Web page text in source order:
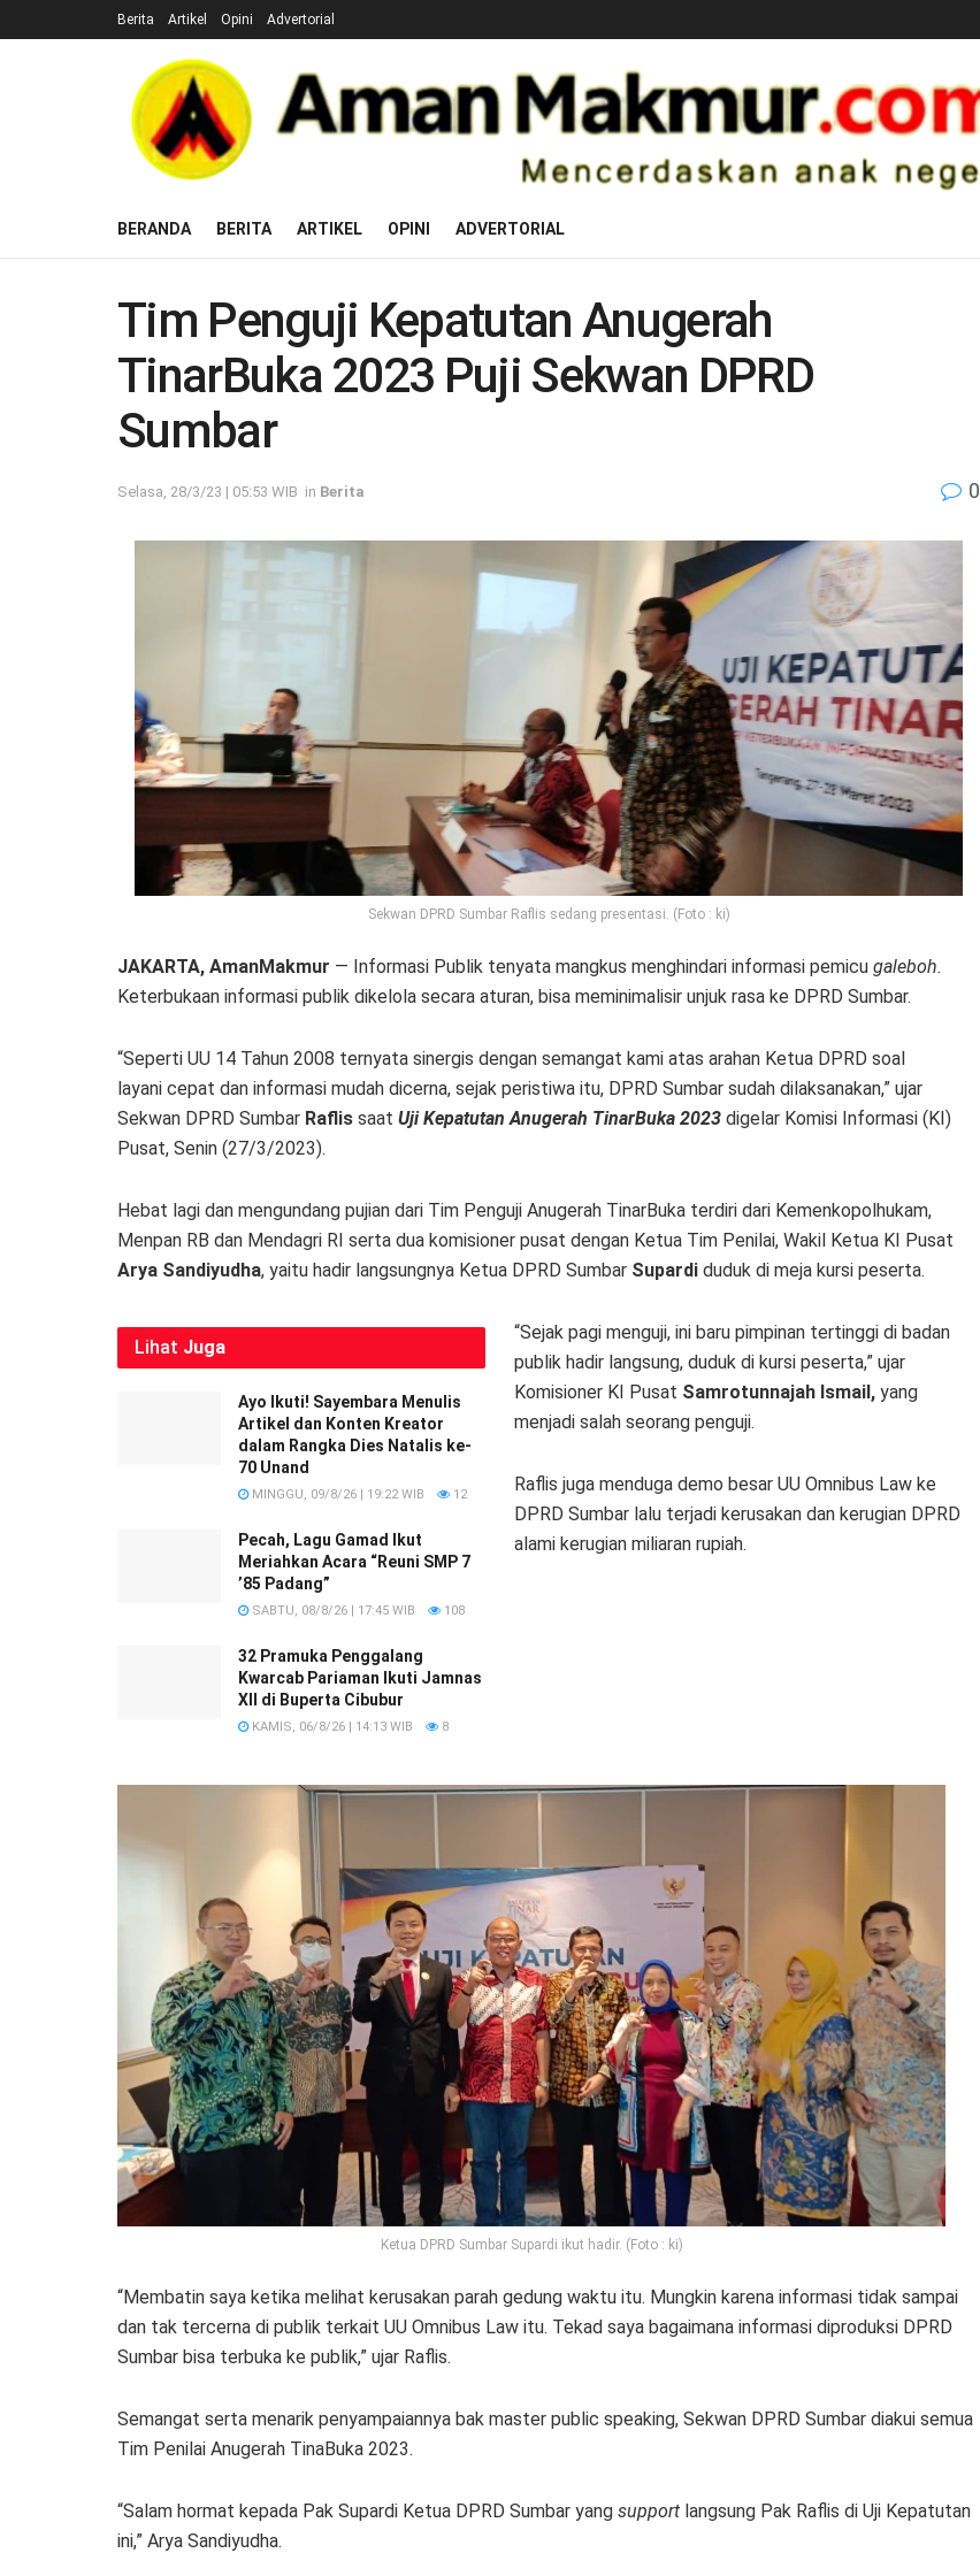
Berita Artikel Opini Advertorial
BERANDA BERITA ARTIKEL OPINI ADVERTORIAL
Tim Penguji Kepatutan Anugerah
TinarBuka 2023 Puji Sekwan DPRD
Sumbar
Selasa, 28/3/23 | 05:53 WIB in Berita 0
Sekwan DPRD Sumbar Raflis sedang presentasi. (Foto : ki)
JAKARTA, AmanMakmur — Informasi Publik tenyata mangkus menghindari informasi pemicu galeboh.
Keterbukaan informasi publik dikelola secara aturan, bisa meminimalisir unjuk rasa ke DPRD Sumbar.
“Seperti UU 14 Tahun 2008 ternyata sinergis dengan semangat kami atas arahan Ketua DPRD soal
layani cepat dan informasi mudah dicerna, sejak peristiwa itu, DPRD Sumbar sudah dilaksanakan,” ujar
Sekwan DPRD Sumbar Raflis saat Uji Kepatutan Anugerah TinarBuka 2023 digelar Komisi Informasi (KI)
Pusat, Senin (27/3/2023).
Hebat lagi dan mengundang pujian dari Tim Penguji Anugerah TinarBuka terdiri dari Kemenkopolhukam,
Menpan RB dan Mendagri RI serta dua komisioner pusat dengan Ketua Tim Penilai, Wakil Ketua KI Pusat
Arya Sandiyudha, yaitu hadir langsungnya Ketua DPRD Sumbar Supardi duduk di meja kursi peserta.
Lihat Juga
Ayo Ikuti! Sayembara Menulis
Artikel dan Konten Kreator
dalam Rangka Dies Natalis ke-
70 Unand
MINGGU, 09/8/26 | 19:22 WIB 12
Pecah, Lagu Gamad Ikut
Meriahkan Acara “Reuni SMP 7
’85 Padang”
SABTU, 08/8/26 | 17:45 WIB 108
32 Pramuka Penggalang
Kwarcab Pariaman Ikuti Jamnas
XII di Buperta Cibubur
KAMIS, 06/8/26 | 14:13 WIB 8
“Sejak pagi menguji, ini baru pimpinan tertinggi di badan
publik hadir langsung, duduk di kursi peserta,” ujar
Komisioner KI Pusat Samrotunnajah Ismail, yang
menjadi salah seorang penguji.
Raflis juga menduga demo besar UU Omnibus Law ke
DPRD Sumbar lalu terjadi kerusakan dan kerugian DPRD
alami kerugian miliaran rupiah.
Ketua DPRD Sumbar Supardi ikut hadir. (Foto : ki)
“Membatin saya ketika melihat kerusakan parah gedung waktu itu. Mungkin karena informasi tidak sampai
dan tak tercerna di publik terkait UU Omnibus Law itu. Tekad saya bagaimana informasi diproduksi DPRD
Sumbar bisa terbuka ke publik,” ujar Raflis.
Semangat serta menarik penyampaiannya bak master public speaking, Sekwan DPRD Sumbar diakui semua
Tim Penilai Anugerah TinaBuka 2023.
“Salam hormat kepada Pak Supardi Ketua DPRD Sumbar yang support langsung Pak Raflis di Uji Kepatutan
ini,” Arya Sandiyudha.